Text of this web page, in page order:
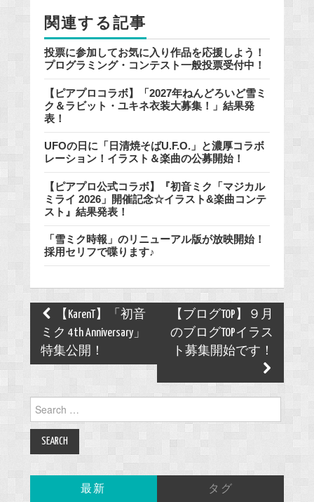
k
関連する記事
投票に参加してお気に入り作品を応援しよう！
プログラミング・コンテスト一般投票受付中！
【ピアプロコラボ】「2027年ねんどろいど雪ミ
ク＆ラビット・ユキネ衣装大募集！」結果発
表！
UFOの日に「日清焼そばU.F.O.」と濃厚コラボ
レーション！イラスト＆楽曲の公募開始！
【ピアプロ公式コラボ】『初音ミク「マジカル
ミライ 2026」開催記念☆イラスト&楽曲コンテ
スト』結果発表！
「雪ミク時報」のリニューアル版が放映開始！
採用セリフで喋ります♪
Post
navigation
【KarenT】「初音
ミク 4th Anniversary」
特集公開！
【ブログTOP】９月
のブログTOPイラス
ト募集開始です！
for:
最新 タグ